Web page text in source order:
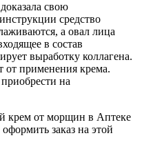
свою
средство
а овал лица
в состав
выработку коллагена.
от применения крема.
на
крем от морщин в Аптеке
заказ на этой